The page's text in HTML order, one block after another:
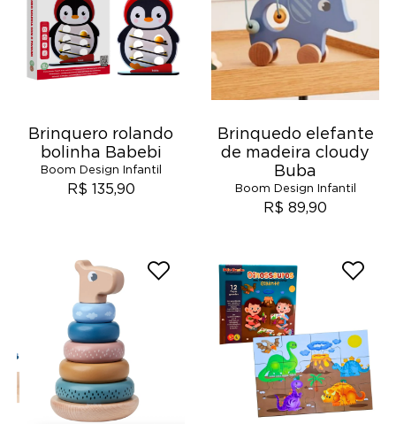
Brinquero rolando
bolinha Babebi
Boom Design Infantil
R$ 135,90
Brinquedo elefante
de madeira cloudy
Buba
Boom Design Infantil
R$ 89,90